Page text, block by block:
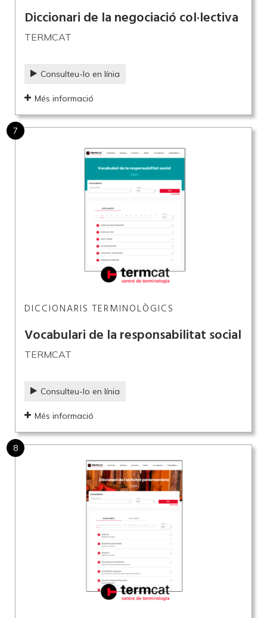
Diccionari de la negociació col·lectiva
TERMCAT
Consulteu-lo en línia
Més informació
7
DICCIONARIS TERMINOLÒGICS
Vocabulari de la responsabilitat social
TERMCAT
Consulteu-lo en línia
Més informació
8